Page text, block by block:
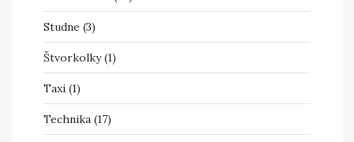
Studne (3)
Štvorkolky(1)
Taxi (1)
Technika (17)